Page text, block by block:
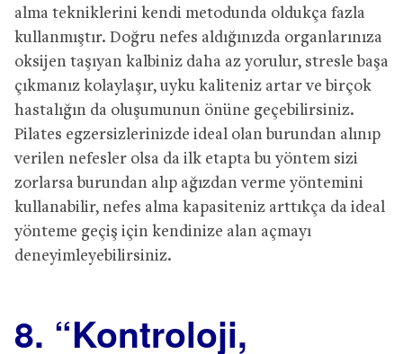
alma tekniklerini kendi metodunda oldukça fazla
kullanmıştır. Doğru nefes aldığınızda organlarınıza
oksijen taşıyan kalbiniz daha az yorulur, stresle başa
çıkmanız kolaylaşır, uyku kaliteniz artar ve birçok
hastalığın da oluşumunun önüne geçebilirsiniz.
Pilates egzersizlerinizde ideal olan burundan alınıp
verilen nefesler olsa da ilk etapta bu yöntem sizi
zorlarsa burundan alıp ağızdan verme yöntemini
kullanabilir, nefes alma kapasiteniz arttıkça da ideal
yönteme geçiş için kendinize alan açmayı
deneyimleyebilirsiniz.
8. “Kontroloji,